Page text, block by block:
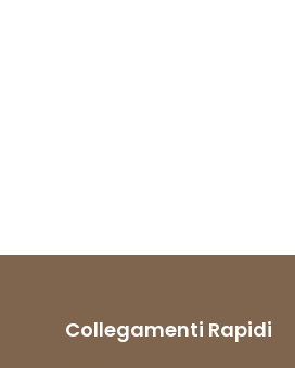
Collegamenti Rapidi